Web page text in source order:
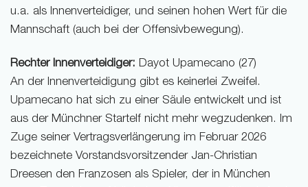
u.a. als Innenverteidiger, und seinen hohen Wert für die
Mannschaft (auch bei der Offensivbewegung).
Rechter Innenverteidiger: Dayot Upamecano (27)
An der Innenverteidigung gibt es keinerlei Zweifel.
Upamecano hat sich zu einer Säule entwickelt und ist
aus der Münchner Startelf nicht mehr wegzudenken. Im
Zuge seiner Vertragsverlängerung im Februar 2026
bezeichnete Vorstandsvorsitzender Jan-Christian
Dreesen den Franzosen als Spieler, der in München